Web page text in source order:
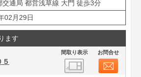
交通局 都営浅草線 大門 徒歩3分
02月29日
ます
間取り表示 お問合せ
５